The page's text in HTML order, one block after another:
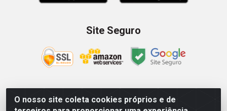
O nosso site coleta cookies próprios e de
Site Seguro
Zein Importação e Comércio LTDA - Av. Senador Queiróz, 274